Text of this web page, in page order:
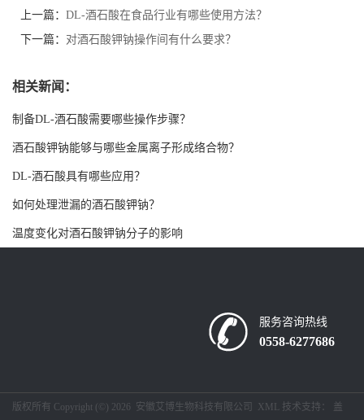
证
书
荣
联
系
线
上一篇： DL-酒石酸在食品行业有哪些使用方法？
下一篇： 对酒石酸钾钠操作间有什么要求？
相关新闻：
制备DL-酒石酸需要哪些操作步骤？
酒石酸钾钠能够与哪些金属离子形成络合物？
DL-酒石酸具有哪些应用？
如何处理泄漏的酒石酸钾钠？
温度变化对酒石酸钾钠分子的影响
服务咨询热线
0558-6277686
版权所有 Copyright (©) 2026 安徽艾博生物科技有限公司 XML 技术支持： 盖